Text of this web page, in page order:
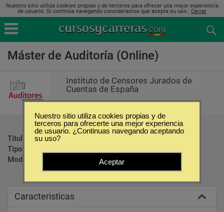
Nuestro sitio utiliza cookies propias y de terceros para ofrecer una mejor experiencia
de usuario. Si continúa navegando consideramos que acepta su uso.. Cerrar
Máster de Auditoría (Online)
Instituto de Censores Jurados de
Cuentas de España
Título ofrecido:
Tipo:
Modalidad:
Caracteristicas
Nuestro sitio utiliza cookies propias y de
terceros para ofrecerte una mejor experiencia
de usuario. ¿Continuas navegando aceptando
su uso?
Aceptar